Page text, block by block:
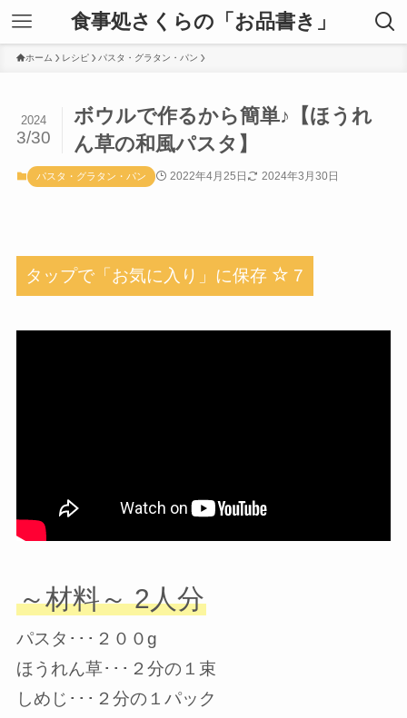
食事処さくらの「お品書き」
ホーム レシピ パスタ・グラタン・パン
ボウルで作るから簡単♪【ほうれ
ん草の和風パスタ】
2024
3/30
パスタ・グラタン・パン 2022年4月25日 2024年3月30日
タップで「お気に入り」に保存 7
～材料～ 2人分
パスタ･･･２００g
ほうれん草･･･２分の１束
しめじ･･･２分の１パック